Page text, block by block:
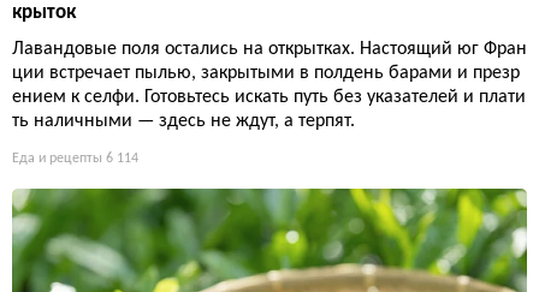
крыток
Лавандовые поля остались на открытках. Настоящий юг Фран
ции встречает пылью, закрытыми в полдень барами и презр
ением к селфи. Готовьтесь искать путь без указателей и плати
ть наличными — здесь не ждут, а терпят.
Еда и рецепты 6 114